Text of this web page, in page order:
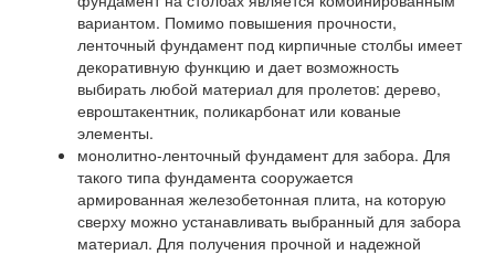
вариантом. Помимо повышения прочности,
ленточный фундамент под кирпичные столбы имеет
декоративную функцию и дает возможность
выбирать любой материал для пролетов: дерево,
евроштакентник, поликарбонат или кованые
элементы.
монолитно-ленточный фундамент для забора. Для
такого типа фундамента сооружается
армированная железобетонная плита, на которую
сверху можно устанавливать выбранный для забора
материал. Для получения прочной и надежной